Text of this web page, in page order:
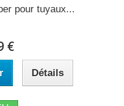
pour tuyaux...
€
Détails